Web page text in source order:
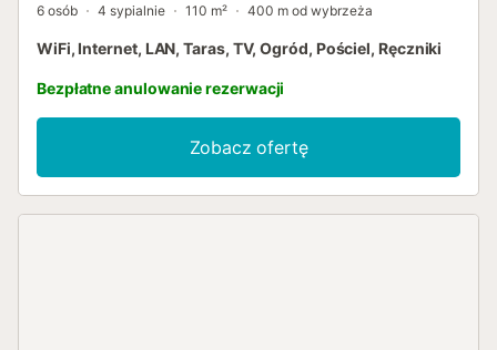
6 osób 4 sypialnie 110 m² 400 m od wybrzeża
WiFi, Internet, LAN, Taras, TV, Ogród, Pościel, Ręczniki
Bezpłatne anulowanie rezerwacji
Zobacz ofertę